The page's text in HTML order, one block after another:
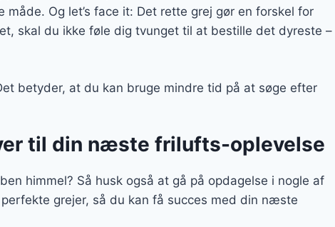
Og let’s face it: Det rette grej gør en forskel for
skal du ikke føle dig tvunget til at bestille det dyreste –
betyder, at du kan bruge mindre tid på at søge efter
til din næste frilufts-oplevelse
himmel? Så husk også at gå på opdagelse i nogle af
grejer, så du kan få succes med din næste